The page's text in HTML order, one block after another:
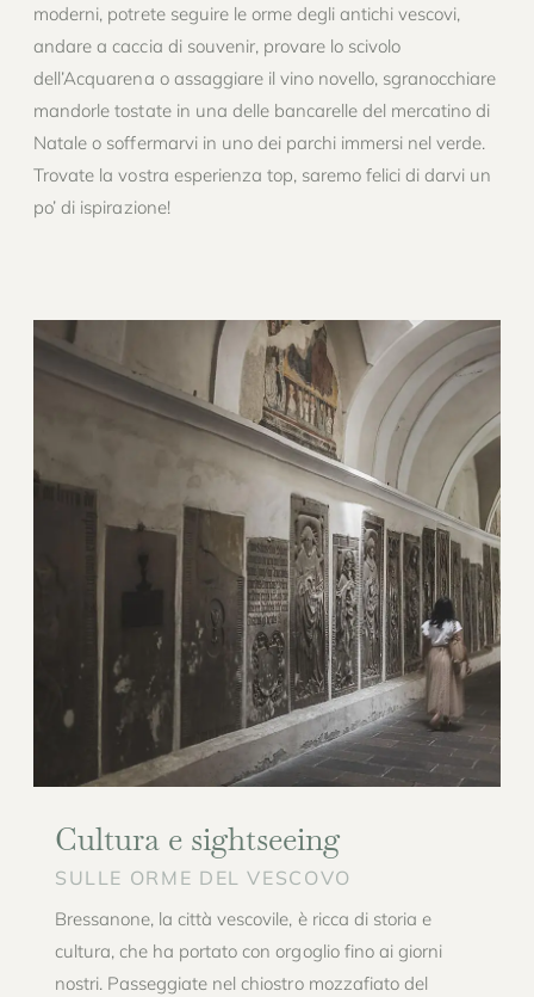
moderni, potrete seguire le orme degli antichi vescovi,
andare a caccia di souvenir, provare lo scivolo
dell’Acquarena o assaggiare il vino novello, sgranocchiare
mandorle tostate in una delle bancarelle del mercatino di
Natale o soffermarvi in uno dei parchi immersi nel verde.
Trovate la vostra esperienza top, saremo felici di darvi un
po’ di ispirazione!
Cultura e sightseeing
SULLE ORME DEL VESCOVO
Bressanone, la città vescovile, è ricca di storia e
cultura, che ha portato con orgoglio fino ai giorni
nostri. Passeggiate nel chiostro mozzafiato del